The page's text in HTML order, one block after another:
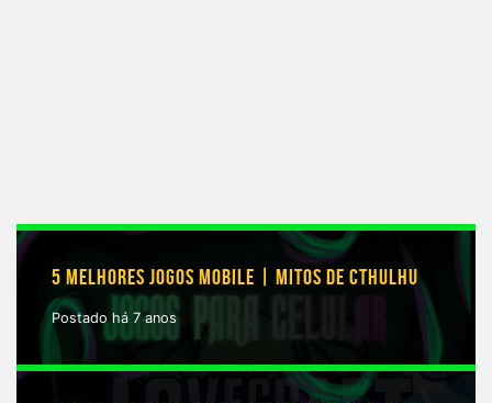
5 MELHORES JOGOS MOBILE | MITOS DE CTHULHU
Postado há 7 anos